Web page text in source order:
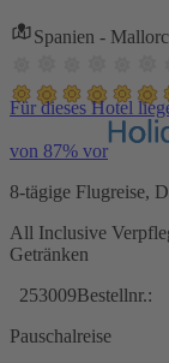
Spanien -
Für dieses Hotel
von 87% vor
8-tägige Flugreise,
All Inclusive
Getränken
253009Bestellnr.:
Pauschalreise